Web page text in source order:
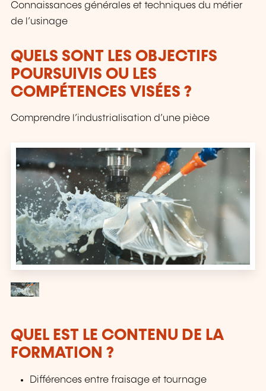
Connaissances générales et techniques du métier
de l’usinage
QUELS SONT LES OBJECTIFS
POURSUIVIS OU LES
COMPÉTENCES VISÉES ?
Comprendre l’industrialisation d’une pièce
QUEL EST LE CONTENU DE LA
FORMATION ?
Différences entre fraisage et tournage